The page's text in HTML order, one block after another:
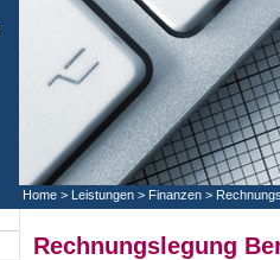
Home > Leistungen > Finanzen >
Rechnungslegung